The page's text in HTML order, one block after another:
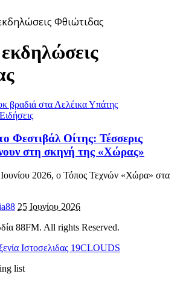
Φθιώτιδας
εκδηλώσεις
Φεστιβάλ Οίτης: Τέσσερις
στη σκηνή της «Χώρας»
2026, ο Τόπος Τεχνών «Χώρα» στα
25 Ιουνίου 2026
88FM. All rights Reserved.
Ιστοσελιδας 19CLOUDS
list